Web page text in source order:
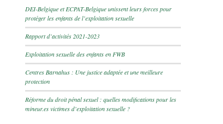
DEI-Belgique et ECPAT-Belgique unissent leurs forces pour
protéger les enfants de l’exploitation sexuelle
Rapport d’activités 2021-2023
Exploitation sexuelle des enfants en FWB
Centres Barnahus : Une justice adaptée et une meilleure
protection
Réforme du droit pénal sexuel : quelles modifications pour les
mineur.es victimes d’exploitation sexuelle ?